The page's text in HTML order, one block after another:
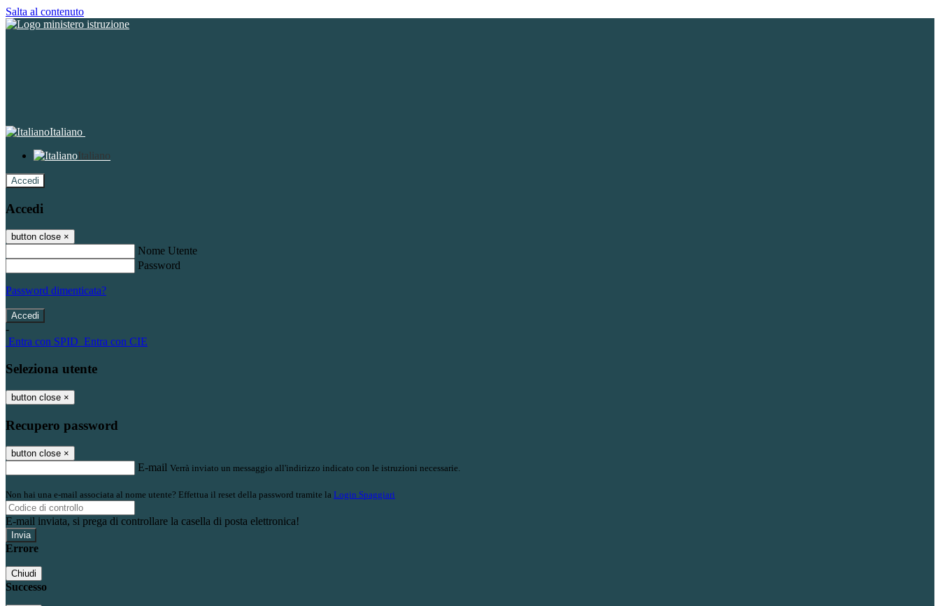
Salta al contenuto
Italiano
Italiano
Accedi
Accedi
button close ×
Nome Utente
Password
Password dimenticata?
-
Entra con SPID Entra con CIE
Seleziona utente
button close ×
Recupero password
button close ×
E-mail Verrà inviato un messaggio all'indirizzo indicato con le istruzioni necessarie.
Non hai una e-mail associata al nome utente? Effettua il reset della password tramite la Login Spaggiari
E-mail inviata, si prega di controllare la casella di posta elettronica!
Errore
Chiudi
Successo